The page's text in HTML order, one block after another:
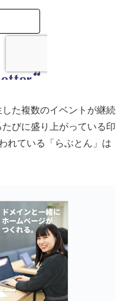
た複数のイベントが継続
びに盛り上がっている印
れている「らぶとん」は